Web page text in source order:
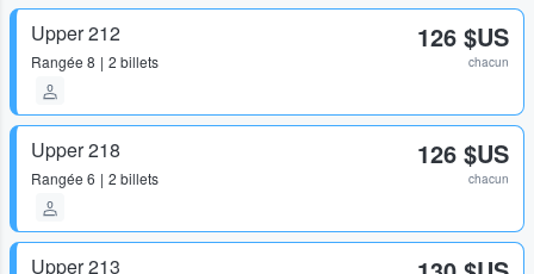
Upper 212
Rangée 8 2 billets
126 $US
chacun
Upper 218
Rangée 6 2 billets
126 $US
chacun
Upper 213